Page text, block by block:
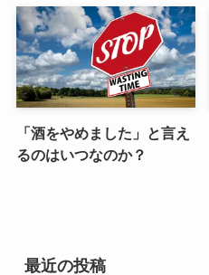
「酒をやめました」と言え
るのはいつなのか？
最近の投稿